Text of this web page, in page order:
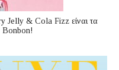
& Cola Fizz είναι τα
Bonbon!